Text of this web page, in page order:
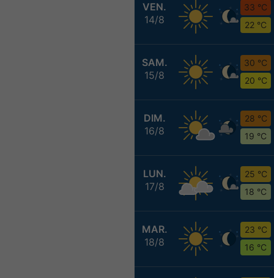
VEN.
14/8
33 °C
22 °C
SAM.
15/8
30 °C
20 °C
DIM.
16/8
28 °C
19 °C
LUN.
17/8
25 °C
18 °C
MAR.
18/8
23 °C
16 °C